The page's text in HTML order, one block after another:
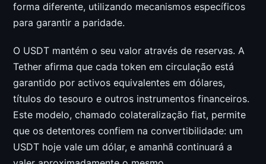
forma diferente, utilizando mecanismos específicos
para garantir a paridade.
O USDT mantém o seu valor através de reservas. A
Tether afirma que cada token em circulação está
garantido por activos equivalentes em dólares,
títulos do tesouro e outros instrumentos financeiros.
Este modelo, chamado colateralização fiat, permite
que os detentores confiem na convertibilidade: um
USDT hoje vale um dólar, e amanhã continuará a